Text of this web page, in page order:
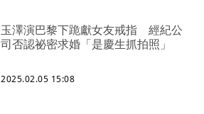
玉澤演巴黎下跪獻女友戒指 經紀公
司否認祕密求婚「是慶生抓拍照」
2025.02.05 15:08